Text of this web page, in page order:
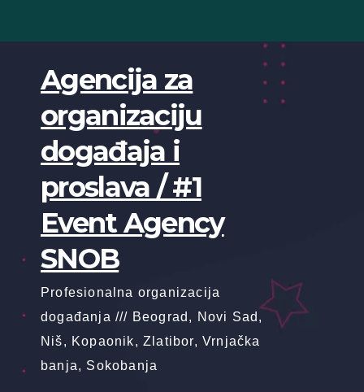
Agencija za
organizaciju
događaja i
proslava / #1
Event Agency
SNOB
Profesionalna organizacija
događanja /// Beograd, Novi Sad,
Niš, Kopaonik, Zlatibor, Vrnjačka
banja, Sokobanja